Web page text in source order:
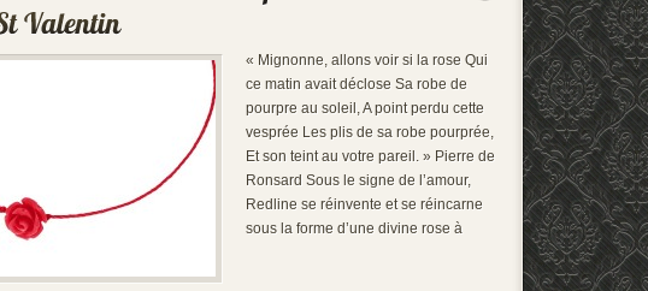
« Mignonne, allons voir si la rose Qui
ce matin avait déclose Sa robe de
pourpre au soleil, A point perdu cette
vesprée Les plis de sa robe pourprée,
Et son teint au votre pareil. » Pierre de
Ronsard Sous le signe de l’amour,
Redline se réinvente et se réincarne
sous la forme d’une divine rose à